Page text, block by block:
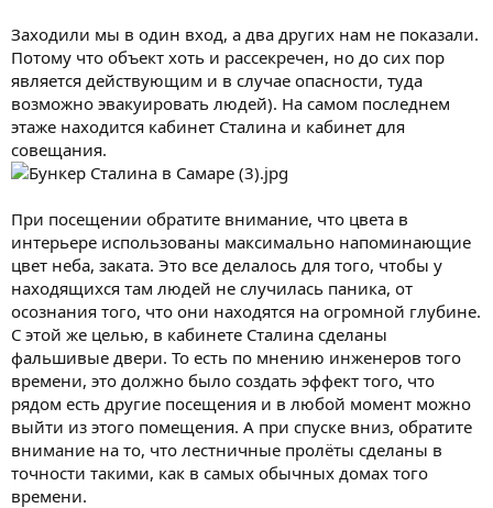
Заходили мы в один вход, а два других нам не показали.
Потому что объект хоть и рассекречен, но до сих пор
является действующим и в случае опасности, туда
возможно эвакуировать людей). На самом последнем
этаже находится кабинет Сталина и кабинет для
совещания.
При посещении обратите внимание, что цвета в
интерьере использованы максимально напоминающие
цвет неба, заката. Это все делалось для того, чтобы у
находящихся там людей не случилась паника, от
осознания того, что они находятся на огромной глубине.
C этой же целью, в кабинете Сталина сделаны
фальшивые двери. То есть по мнению инженеров того
времени, это должно было создать эффект того, что
рядом есть другие посещения и в любой момент можно
выйти из этого помещения. А при спуске вниз, обратите
внимание на то, что лестничные пролёты сделаны в
точности такими, как в самых обычных домах того
времени.